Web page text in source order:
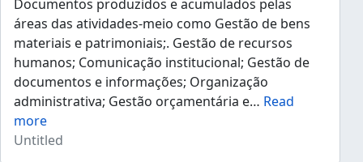
Documentos produzidos e acumulados pelas
áreas das atividades-meio como Gestão de bens
materiais e patrimoniais;. Gestão de recursos
humanos; Comunicação institucional; Gestão de
documentos e informações; Organização
administrativa; Gestão orçamentária e… Read
more
Untitled